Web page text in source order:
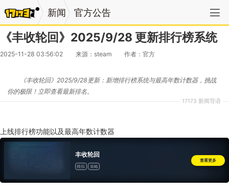
新闻 官方公告
《丰收轮回》2025/9/28 更新排行榜系统
2025-11-28 03:56:02 来源：steam 作者：官方
17173 新闻导语
《丰收轮回》2025/9/28更新：新增排行榜系统与最高年数计数器，挑战
你的极限！立即查看最新排名。
上线排行榜功能以及最高年数计数器
丰收轮回
模拟 策略
查看更多